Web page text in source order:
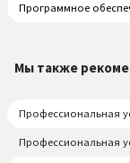
Программное
Мы также
Профессиональная
Профессиональная